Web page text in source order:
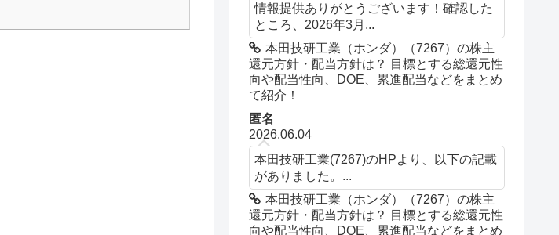
情報提供ありがとうございます！確認した
ところ、2026年3月...
本田技研工業（ホンダ）（7267）の株主
還元方針・配当方針は？ 目標とする総還元性
向や配当性向、DOE、累進配当などをまとめ
て紹介！
匿名
2026.06.04
本田技研工業(7267)のHPより、以下の記載
がありました。...
本田技研工業（ホンダ）（7267）の株主
還元方針・配当方針は？ 目標とする総還元性
向や配当性向、DOE、累進配当などをまとめ